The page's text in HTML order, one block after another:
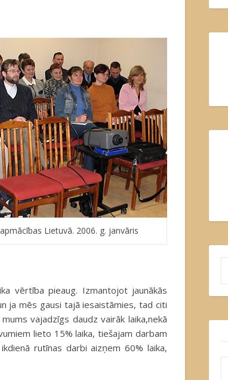
Lietuvā. 2006. g. janvāris
vērtība pieaug. Izmantojot jaunākās
ja mēs gausi tajā iesaistāmies, tad citi
vajadzīgs daudz vairāk laika,nekā
lieto 15% laika, tiešajam darbam
rutīnas darbi aizņem 60% laika,